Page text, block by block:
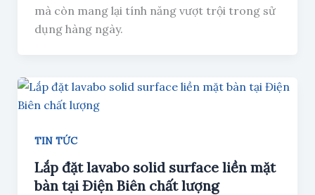
mà còn mang lại tính năng vượt trội trong sử
dụng hàng ngày.
TIN TỨC
Lắp đặt lavabo solid surface liền mặt
bàn tại Điện Biên chất lượng